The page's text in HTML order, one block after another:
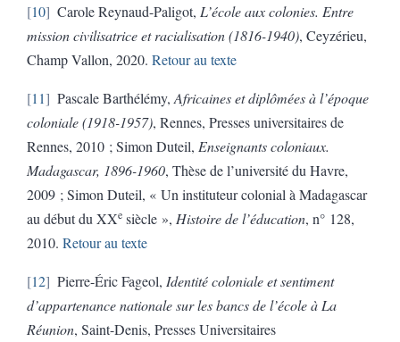
10 Carole Reynaud-Paligot, L’école aux colonies. Entre
mission civilisatrice et racialisation (1816-1940), Ceyzérieu,
Champ Vallon, 2020. Retour au texte
11 Pascale Barthélémy, Africaines et diplômées à l’époque
coloniale (1918-1957), Rennes, Presses universitaires de
Rennes, 2010 ; Simon Duteil, Enseignants coloniaux.
Madagascar, 1896-1960, Thèse de l’université du Havre,
2009 ; Simon Duteil, « Un instituteur colonial à Madagascar
au début du XXe siècle », Histoire de l’éducation, n° 128,
2010. Retour au texte
12 Pierre-Éric Fageol, Identité coloniale et sentiment
d’appartenance nationale sur les bancs de l’école à La
Réunion, Saint-Denis, Presses Universitaires